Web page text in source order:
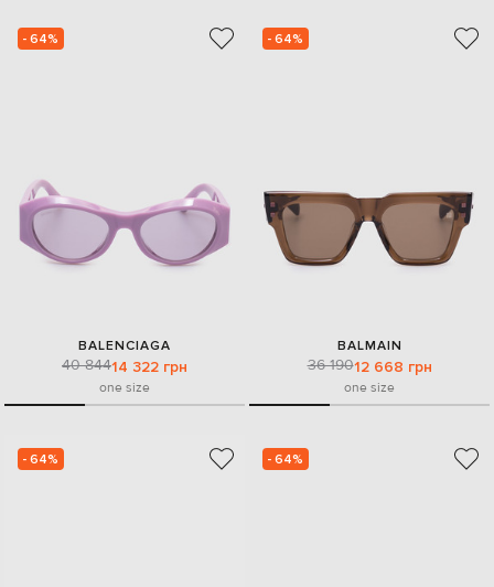
- 64%
BALENCIAGA
40 84414 322 грн
one size
- 64%
BALMAIN
36 19012 668 грн
one size
- 64% - 64%